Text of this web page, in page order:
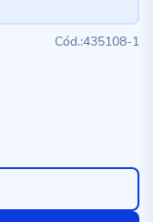
435108-1